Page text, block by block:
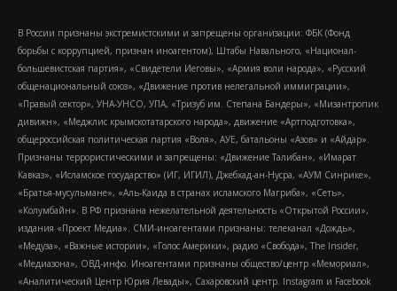
В России признаны экстремистскими и запрещены организации: ФБК (Фонд
борьбы с коррупцией, признан иноагентом), Штабы Навального, «Национал-
большевистская партия», «Свидетели Иеговы», «Армия воли народа», «Русский
общенациональный союз», «Движение против нелегальной иммиграции»,
«Правый сектор», УНА-УНСО, УПА, «Тризуб им. Степана Бандеры», «Мизантропик
дивижн», «Меджлис крымскотатарского народа», движение «Артподготовка»,
общероссийская политическая партия «Воля», АУЕ, батальоны «Азов» и «Айдар».
Признаны террористическими и запрещены: «Движение Талибан», «Имарат
Кавказ», «Исламское государство» (ИГ, ИГИЛ), Джебхад-ан-Нусра, «АУМ Синрике»,
«Братья-мусульмане», «Аль-Каида в странах исламского Магриба», «Сеть»,
«Колумбайн». В РФ признана нежелательной деятельность «Открытой России»,
издания «Проект Медиа». СМИ-иноагентами признаны: телеканал «Дождь»,
«Медуза», «Важные истории», «Голос Америки», радио «Свобода», The Insider,
«Медиазона», ОВД-инфо. Иноагентами признаны общество/центр «Мемориал»,
«Аналитический Центр Юрия Левады», Сахаровский центр. Instagram и Facebook